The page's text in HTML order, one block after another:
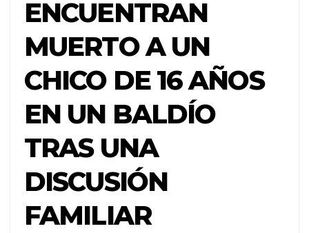
ENCUENTRAN
MUERTO A UN
CHICO DE 16 AÑOS
EN UN BALDÍO
TRAS UNA
DISCUSIÓN
FAMILIAR